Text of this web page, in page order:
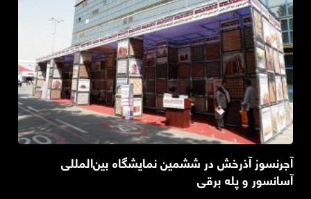
آجرنسوز آذرخش در ششمین نمایشگاه بین‌المللی
آسانسور و پله برقی